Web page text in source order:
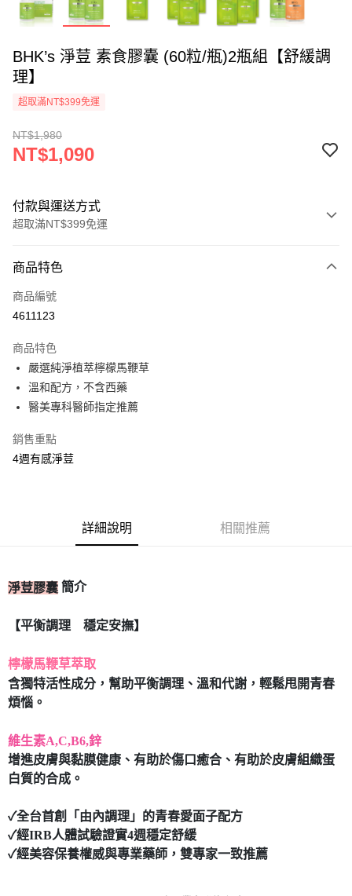
BHK’s 淨荳 素食膠囊 (60粒/瓶)2瓶組【舒緩調
理】
超取滿NT$399免運
NT$1,980
NT$1,090
付款與運送方式
超取滿NT$399免運
信用卡一次付款
信用卡分期付款
合作金庫商業銀行
華南商業銀行
上海商業儲蓄銀行
國泰世華商業銀行
匯豐（台灣）商業銀行
聯邦商業銀行
台灣樂天信用卡公司
超商取貨付款
LINE Pay
街口支付
付款後全家取貨
每筆NT$80，滿NT$490(含以上)免運費
付款後7-11取貨
宅配
每筆NT$80，滿NT$490(含以上)免運費
商品特色
商品編號
4611123
商品特色
嚴選純淨植萃檸檬馬鞭草
溫和配方，不含西藥
醫美專科醫師指定推薦
銷售重點
4週有感淨荳
詳細說明 相關推薦
淨荳膠囊 簡介
【平衡調理 穩定安撫】
檸檬馬鞭草萃取
含獨特活性成分，幫助平衡調理、溫和代謝，輕鬆甩開青春
煩惱。
維生素A,C,B6,鋅
增進皮膚與黏膜健康、有助於傷口癒合、有助於皮膚組織蛋
白質的合成。
✓全台首創「由內調理」的青春愛面子配方
✓經IRB人體試驗證實4週穩定舒緩
✓經美容保養權威與專業藥師，雙專家一致推薦